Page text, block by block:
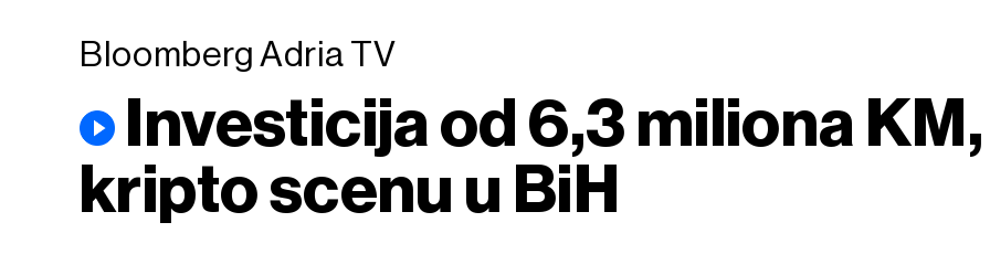
Bloomberg Adria TV
Investicija od 6,3 miliona
kripto scenu u BiH